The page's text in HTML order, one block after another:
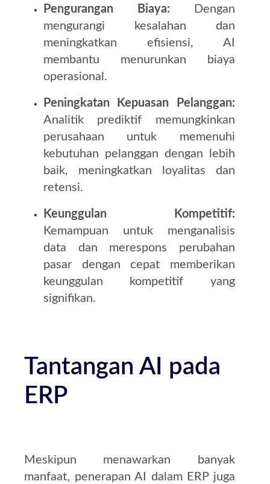
Pengurangan Biaya:
Dengan
mengurangi kesalahan dan
meningkatkan efisiensi, AI
membantu menurunkan biaya
operasional.
Peningkatan Kepuasan Pelanggan:
Analitik prediktif memungkinkan
perusahaan untuk memenuhi
kebutuhan pelanggan dengan lebih
baik, meningkatkan loyalitas dan
retensi.
Keunggulan Kompetitif:
Kemampuan untuk menganalisis
data dan merespons perubahan
pasar dengan cepat memberikan
keunggulan kompetitif yang
signifikan.
Tantangan AI pada
ERP
Meskipun menawarkan banyak
manfaat, penerapan AI dalam ERP juga